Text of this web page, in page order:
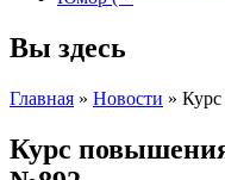
Вы здесь
Главная » Новости »
Курс